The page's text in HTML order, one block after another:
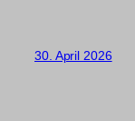
30. April 2026